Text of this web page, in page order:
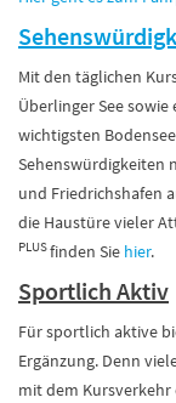
Mit den täglichen
Überlinger See
wichtigsten
Sehenswürdigkeiten
und Friedrichshafen
die Haustüre vieler
PLUSfinden Sie hier.
Sportlich Aktiv
Für sportlich aktive
Ergänzung. Denn
mit dem Kursverkehr